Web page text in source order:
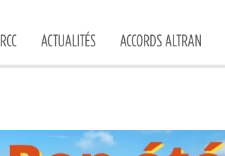
RCC ACTUALITÉS ACCORDS ALTRAN